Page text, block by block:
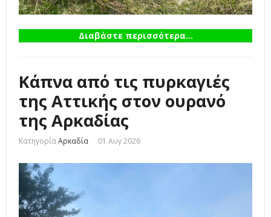
Διαβάστε περισσότερα...
Κάπνα από τις πυρκαγιές
της Αττικής στον ουρανό
της Αρκαδίας
ΚατηγορίαΑρκαδία 01 Αυγ 2026